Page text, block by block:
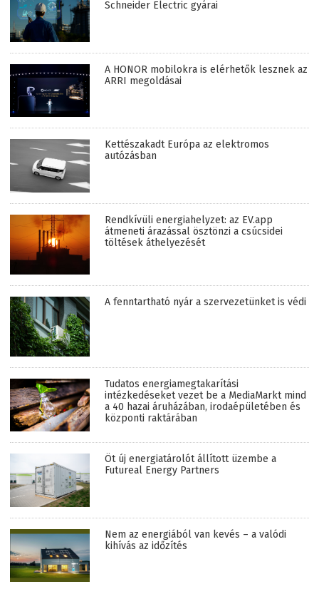
Schneider Electric gyárai
A HONOR mobilokra is elérhetők lesznek az
ARRI megoldásai
Kettészakadt Európa az elektromos
autózásban
Rendkívüli energiahelyzet: az EV.app
átmeneti árazással ösztönzi a csúcsidei
töltések áthelyezését
A fenntartható nyár a szervezetünket is védi
Tudatos energiamegtakarítási
intézkedéseket vezet be a MediaMarkt mind
a 40 hazai áruházában, irodaépületében és
központi raktárában
Öt új energiatárolót állított üzembe a
Futureal Energy Partners
Nem az energiából van kevés – a valódi
kihívás az időzítés